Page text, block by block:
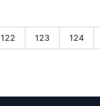
122 123 124